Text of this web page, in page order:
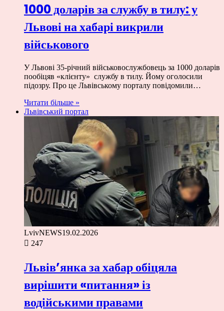
1000 доларів за службу в тилу: у
Львові на хабарі викрили
військового
У Львові 35-річний військовослужбовець за 1000 доларів
пообіцяв «клієнту» службу в тилу. Йому оголосили
підозру. Про це Львівському порталу повідомили…
Читати більше »
Львівський портал
LvivNEWS19.02.2026
247
Львів’янка за хабар обіцяла
вирішити «питання» із
водійськими правами